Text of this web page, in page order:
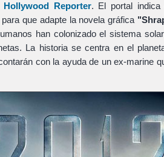
Reporter. El portal indica
para que adapte la novela gráfica
han colonizado el sistema
La historia se centra en el
con la ayuda de un ex-marine